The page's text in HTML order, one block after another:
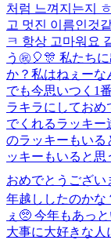
처럼 느껴지는지
고 멋진 이름인것
ㅋ 항상 고마워요
う㊗️🎈🎊 私たち
か？私はねぇーな
でも今思いつく1
ラキラにしておめ
でくれるラッキ
のラッキーもいる
ッキーもいると思
おめでとうござ
年越ししたのかな
ぇ🥺 今年もあっ
大事に大好きな人